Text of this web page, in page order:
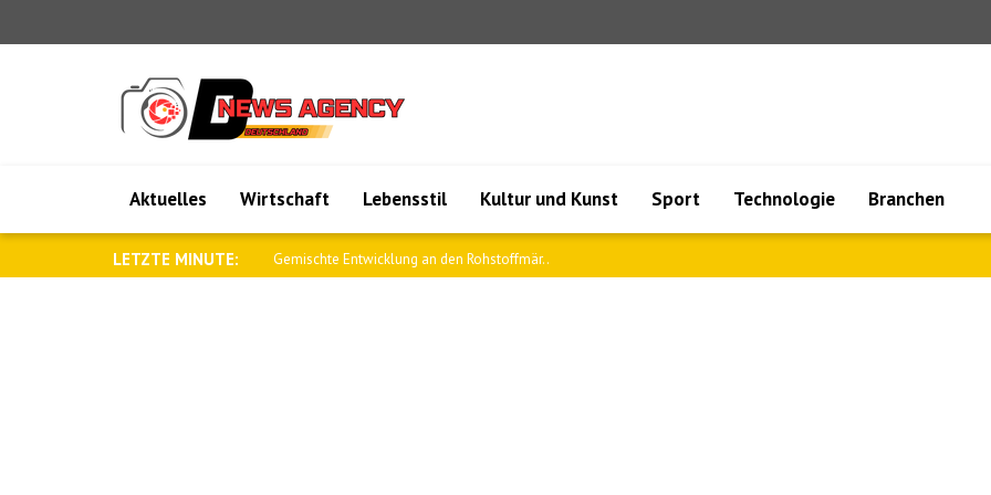
Aktuelles Wirtschaft Lebensstil Kultur und Kunst Sport Technologie Branchen
LETZTE MINUTE: Begrenzte Bewegungen an den Devisenmärkt..